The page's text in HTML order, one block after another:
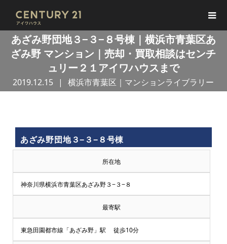
あざみ野団地３−３−８号棟｜横浜市青葉区あ
ざみ野 マンション｜売却・買取相談はセンチ
ュリー２１アイワハウスまで
2019.12.15 横浜市青葉区｜マンションライブラリー
買
取
王
で
売
却・
あざみ野団地３−３−８号棟
所在地
神奈川県横浜市青葉区あざみ野３−３−８
最寄駅
東急田園都市線「あざみ野」駅 徒歩10分